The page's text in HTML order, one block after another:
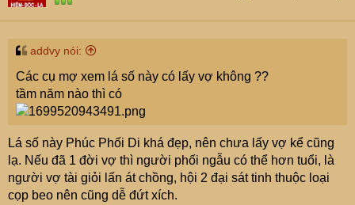
addvy nói:
Các cụ mợ xem lá số này có lấy vợ không ??
tầm năm nào thì có
Lá số này Phúc Phối Di khá đẹp, nên chưa lấy vợ kể cũng
lạ. Nếu đã 1 đời vợ thì người phối ngẫu có thể hơn tuổi, là
người vợ tài giỏi lấn át chồng, hội 2 đại sát tinh thuộc loại
cọp beo nên cũng dễ đứt xích.